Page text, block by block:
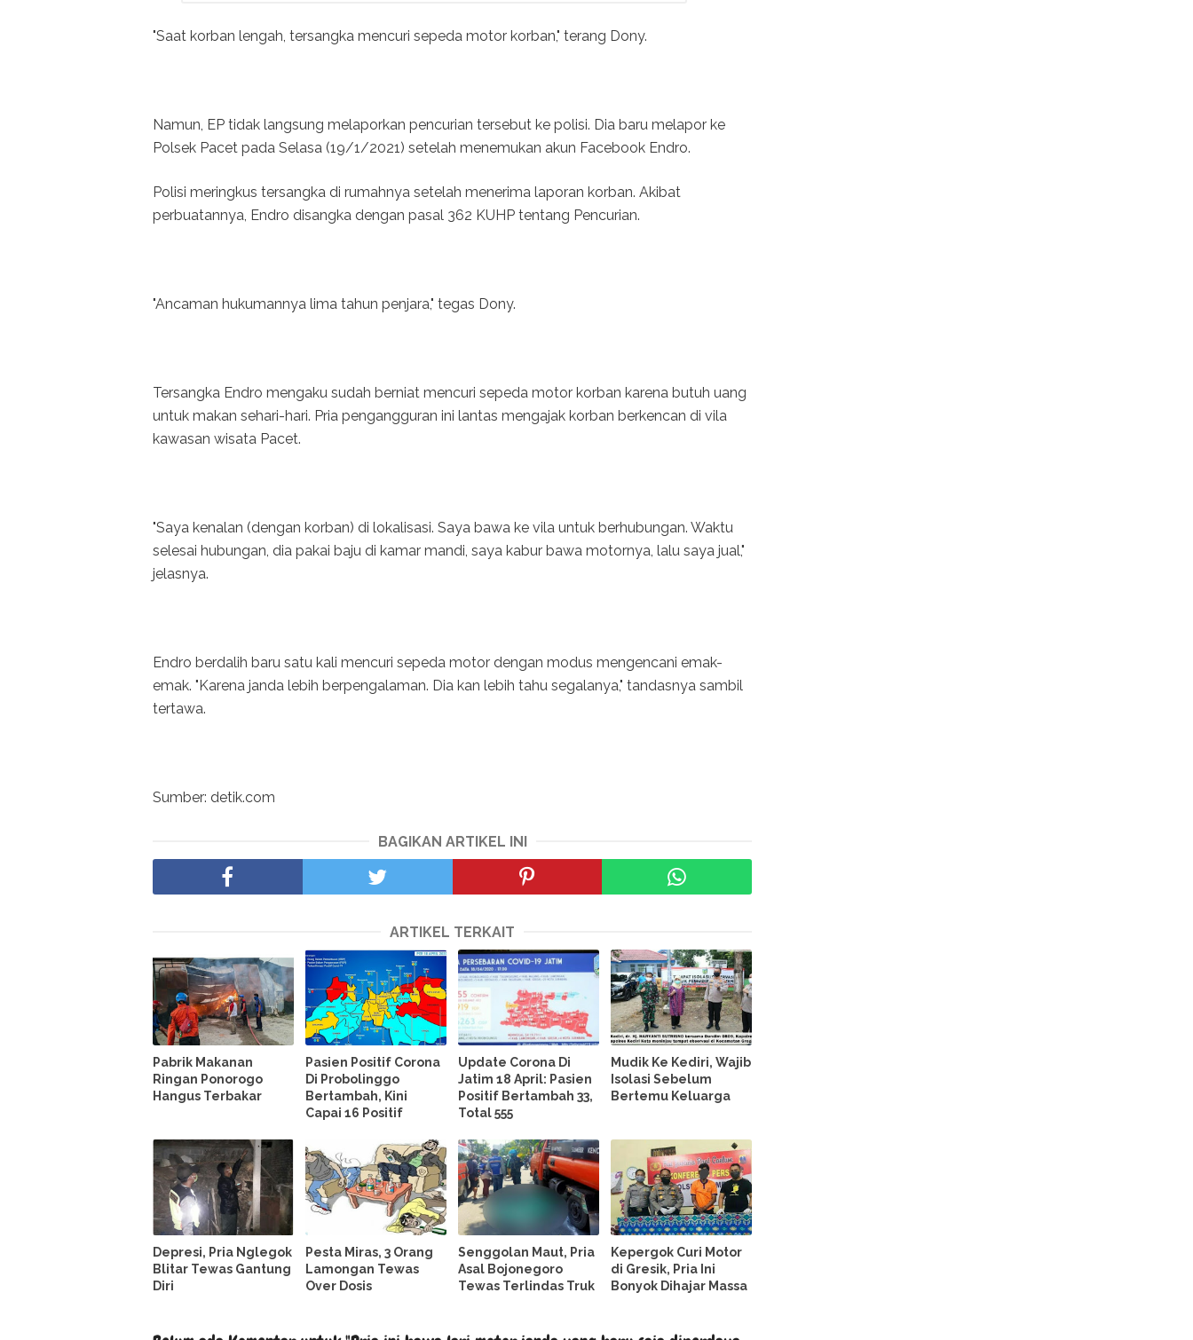
"Saat korban lengah, tersangka mencuri sepeda motor korban," terang Dony.
Namun, EP tidak langsung melaporkan pencurian tersebut ke polisi. Dia baru melapor ke
Polsek Pacet pada Selasa (19/1/2021) setelah menemukan akun Facebook Endro.
Polisi meringkus tersangka di rumahnya setelah menerima laporan korban. Akibat
perbuatannya, Endro disangka dengan pasal 362 KUHP tentang Pencurian.
"Ancaman hukumannya lima tahun penjara," tegas Dony.
Tersangka Endro mengaku sudah berniat mencuri sepeda motor korban karena butuh uang
untuk makan sehari-hari. Pria pengangguran ini lantas mengajak korban berkencan di vila
kawasan wisata Pacet.
"Saya kenalan (dengan korban) di lokalisasi. Saya bawa ke vila untuk berhubungan. Waktu
selesai hubungan, dia pakai baju di kamar mandi, saya kabur bawa motornya, lalu saya jual,"
jelasnya.
Endro berdalih baru satu kali mencuri sepeda motor dengan modus mengencani emak-
emak. "Karena janda lebih berpengalaman. Dia kan lebih tahu segalanya," tandasnya sambil
tertawa.
Sumber: detik.com
BAGIKAN ARTIKEL INI
ARTIKEL TERKAIT
Pabrik Makanan
Ringan Ponorogo
Hangus Terbakar
Pasien Positif Corona
Di Probolinggo
Bertambah, Kini
Capai 16 Positif
Update Corona Di
Jatim 18 April: Pasien
Positif Bertambah 33,
Total 555
Mudik Ke Kediri, Wajib
Isolasi Sebelum
Bertemu Keluarga
Depresi, Pria Nglegok
Blitar Tewas Gantung
Diri
Pesta Miras, 3 Orang
Lamongan Tewas
Over Dosis
Senggolan Maut, Pria
Asal Bojonegoro
Tewas Terlindas Truk
Kepergok Curi Motor
di Gresik, Pria Ini
Bonyok Dihajar Massa